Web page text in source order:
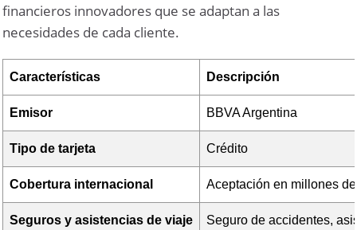
financieros innovadores que se adaptan a las
necesidades de cada cliente.
Características Descripción
Emisor BBVA Argentina
Tipo de tarjeta Crédito
Cobertura internacional Aceptación en millones
Seguros y asistencias de viaje Seguro de accidentes,